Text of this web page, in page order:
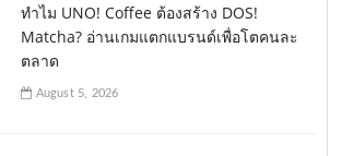
ทำไม UNO! Coffee ต้องสร้าง DOS!
Matcha? อ่านเกมแตกแบรนด์เพื่อโตคนละ
ตลาด
August 5, 2026